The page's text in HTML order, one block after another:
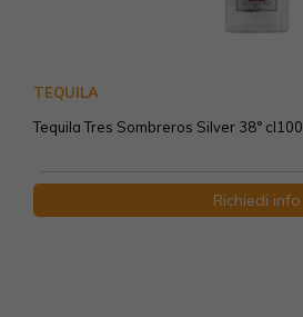
TEQUILA
Tequila Tres Sombreros Silver 38° cl100
Richiedi info